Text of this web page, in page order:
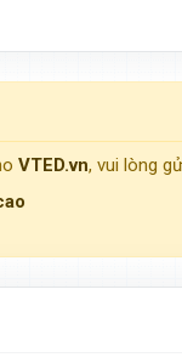
VTED.vn, vui lòng